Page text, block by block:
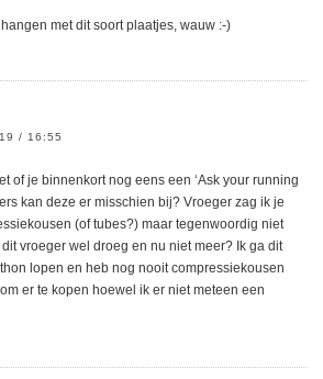
met dit soort plaatjes, wauw :-)
/ 16:55
of je binnenkort nog eens een ‘Ask your running
kan deze er misschien bij? Vroeger zag ik je
(of tubes?) maar tegenwoordig niet
vroeger wel droeg en nu niet meer? Ik ga dit
lopen en heb nog nooit compressiekousen
er te kopen hoewel ik er niet meteen een